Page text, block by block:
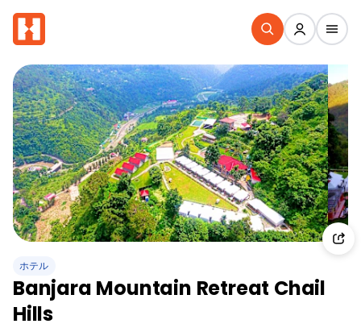
ホテル
Banjara Mountain Retreat Chail
Hills